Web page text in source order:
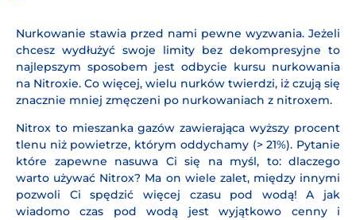
Nurkowanie stawia przed nami pewne wyzwania. Jeżeli
chcesz wydłużyć swoje limity bez dekompresyjne to
najlepszym sposobem jest odbycie kursu nurkowania
na Nitroxie. Co więcej, wielu nurków twierdzi, iż czują się
znacznie mniej zmęczeni po nurkowaniach z nitroxem.
Nitrox to mieszanka gazów zawierająca wyższy procent
tlenu niż powietrze, którym oddychamy (> 21%). Pytanie
które zapewne nasuwa Ci się na myśl, to: dlaczego
warto używać Nitrox? Ma on wiele zalet, między innymi
pozwoli Ci spędzić więcej czasu pod wodą! A jak
wiadomo czas pod wodą jest wyjątkowo cenny i